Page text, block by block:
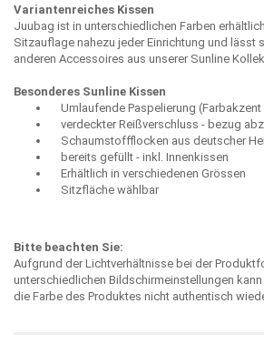
Variantenreiches Kissen
Juubag ist in unterschiedlichen Farben
Sitzauflage nahezu jeder Einrichtung und lässt
anderen Accessoires aus unserer Sunline
Besonderes Sunline Kissen
Umlaufende Paspelierung (Farbakzent
verdeckter Reißverschluss - bezug
Schaumstoffflocken aus deutscher
bereits gefüllt - inkl. Innenkissen
Erhältlich in verschiedenen Grössen
Sitzfläche wählbar
Bitte beachten Sie:
Aufgrund der Lichtverhältnisse bei der
unterschiedlichen Bildschirmeinstellungen
die Farbe des Produktes nicht authentisch